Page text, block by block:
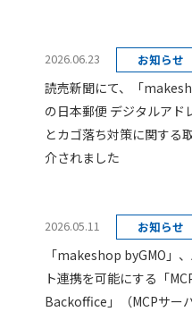
2026.06.23 お知らせ
読売新聞にて、「
の日本郵便 デジタルアド
とカゴ落ち対策に関する
介されました
2026.05.11 お知らせ
「makeshop byGMO」
ト連携を可能にする「
Backoffice」（MCPサー